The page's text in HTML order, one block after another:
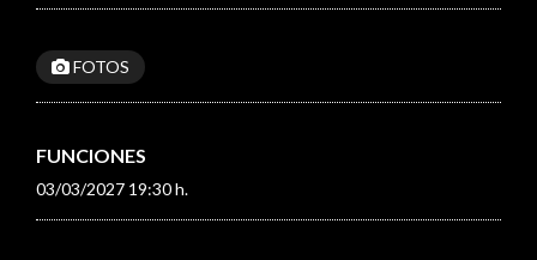
FOTOS
FUNCIONES
03/03/2027 19:30 h.